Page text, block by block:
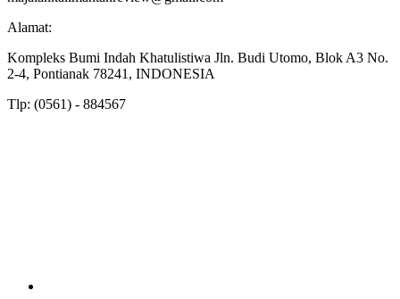
Alamat:
Kompleks Bumi Indah Khatulistiwa Jln. Budi Utomo, Blok A3 No.
2-4, Pontianak 78241, INDONESIA
Tlp: (0561) - 884567